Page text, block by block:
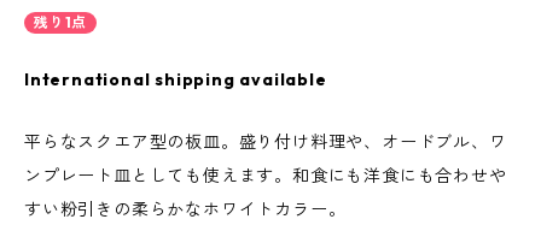
残り1点
International shipping available
平らなスクエア型の板皿。盛り付け料理や、オードブル、ワ
ンプレート皿としても使えます。和食にも洋食にも合わせや
すい粉引きの柔らかなホワイトカラー。